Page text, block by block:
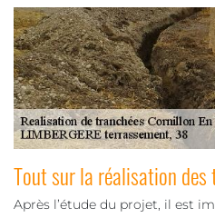
Tout sur la réalisation des
Après l’étude du projet, il est